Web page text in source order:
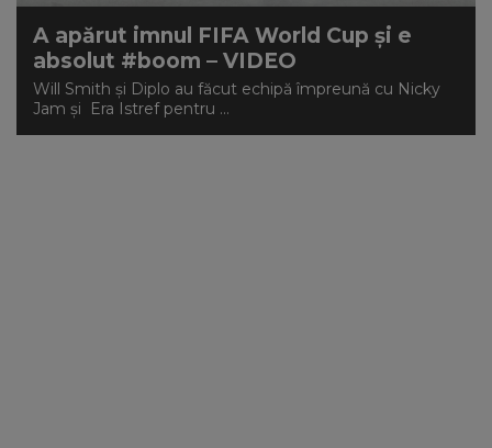
A apărut imnul FIFA World Cup și e
absolut #boom – VIDEO
Will Smith și Diplo au făcut echipă împreună cu Nicky
Jam și Era Istref pentru ...